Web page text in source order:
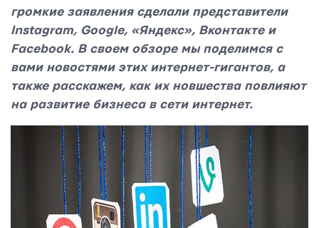
громкие заявления сделали представители
Instagram, Google, «Яндекс», Вконтакте и
Facebook. В своем обзоре мы поделимся с
вами новостями этих интернет-гигантов, а
также расcкажем, как их новшества повлияют
на развитие бизнеса в сети интернет.